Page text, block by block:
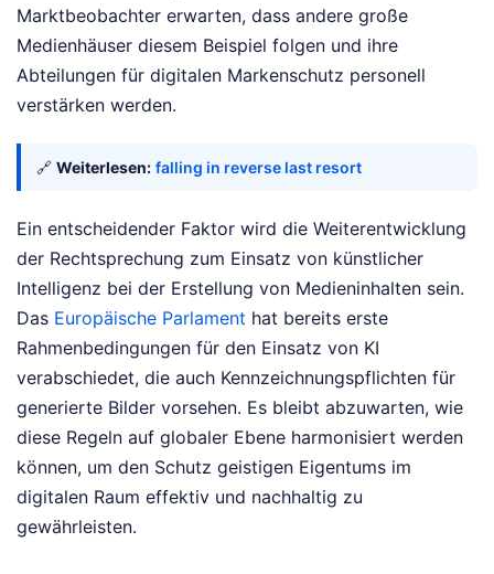
Marktbeobachter erwarten, dass andere große
Medienhäuser diesem Beispiel folgen und ihre
Abteilungen für digitalen Markenschutz personell
verstärken werden.
🔗 Weiterlesen: falling in reverse last resort
Ein entscheidender Faktor wird die Weiterentwicklung
der Rechtsprechung zum Einsatz von künstlicher
Intelligenz bei der Erstellung von Medieninhalten sein.
Das Europäische Parlament hat bereits erste
Rahmenbedingungen für den Einsatz von KI
verabschiedet, die auch Kennzeichnungspflichten für
generierte Bilder vorsehen. Es bleibt abzuwarten, wie
diese Regeln auf globaler Ebene harmonisiert werden
können, um den Schutz geistigen Eigentums im
digitalen Raum effektiv und nachhaltig zu
gewährleisten.